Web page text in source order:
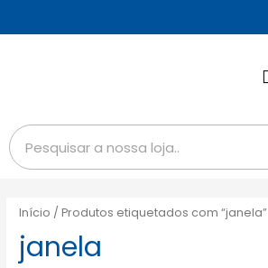
Início / Produtos etiquetados com “janela”
janela